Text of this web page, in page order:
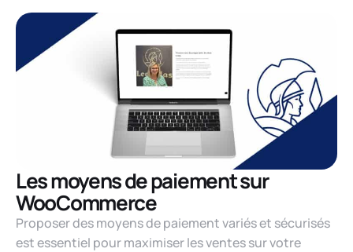
Les moyens de paiement sur
WooCommerce
Proposer des moyens de paiement variés et sécurisés
est essentiel pour maximiser les ventes sur votre